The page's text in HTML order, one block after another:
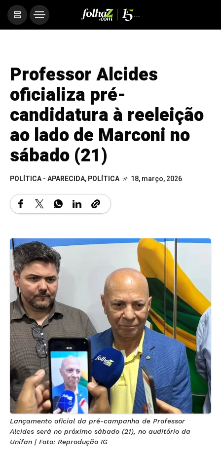
Professor Alcides
oficializa pré-
candidatura à reeleição
ao lado de Marconi no
sábado (21)
POLÍTICA - APARECIDA,POLÍTICA 18, março, 2026
Lançamento oficial da pré-campanha de Professor
Alcides será no próximo sábado (21), no auditório da
Unifan | Foto: Reprodução IG